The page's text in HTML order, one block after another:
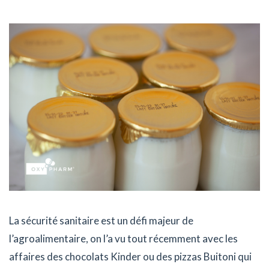
La sécurité sanitaire est un défi majeur de
l’agroalimentaire, on l’a vu tout récemment avec les
affaires des chocolats Kinder ou des pizzas Buitoni qui